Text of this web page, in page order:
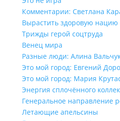
Комментарии: Светлана
Вырастить здоровую нацию
Трижды герой соцтруда
Венец мира
Разные люди: Алина
Это мой город: Евгений
Это мой город: Мария
Энергия сплочённого
Генеральное направление
Летающие апельсины